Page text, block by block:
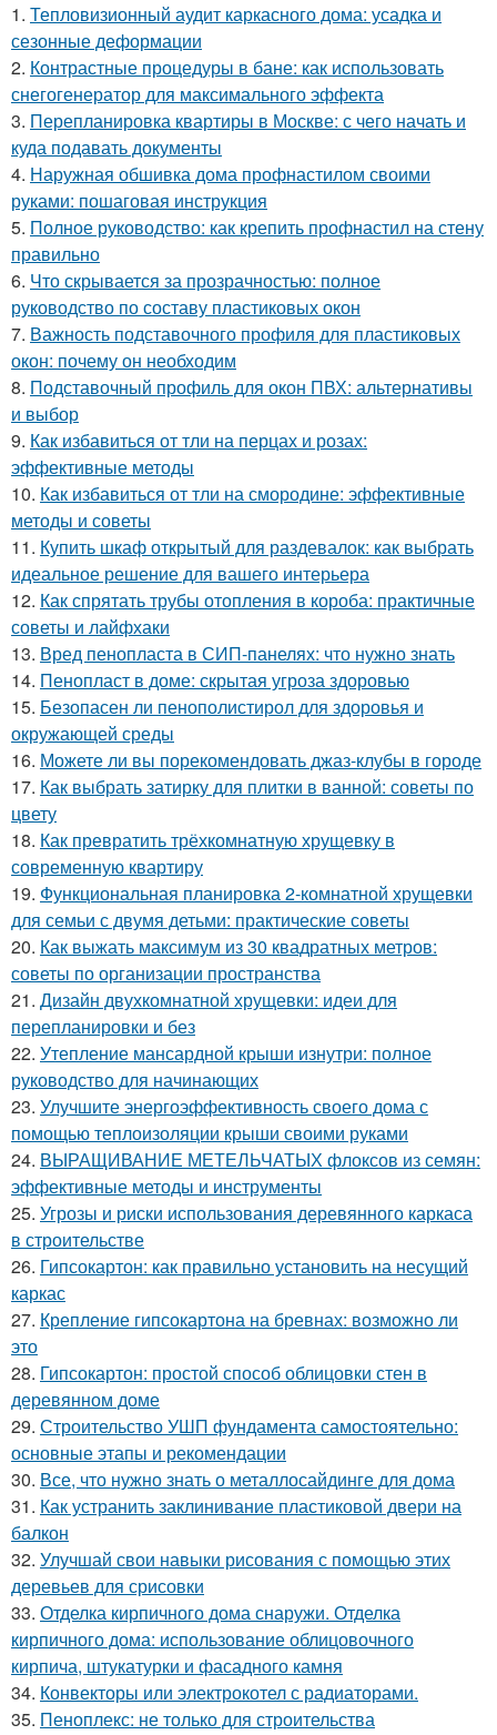
1. Тепловизионный аудит каркасного дома: усадка и
сезонные деформации
2. Контрастные процедуры в бане: как использовать
снегогенератор для максимального эффекта
3. Перепланировка квартиры в Москве: с чего начать и
куда подавать документы
4. Наружная обшивка дома профнастилом своими
руками: пошаговая инструкция
5. Полное руководство: как крепить профнастил на стену
правильно
6. Что скрывается за прозрачностью: полное
руководство по составу пластиковых окон
7. Важность подставочного профиля для пластиковых
окон: почему он необходим
8. Подставочный профиль для окон ПВХ: альтернативы
и выбор
9. Как избавиться от тли на перцах и розах:
эффективные методы
10. Как избавиться от тли на смородине: эффективные
методы и советы
11. Купить шкаф открытый для раздевалок: как выбрать
идеальное решение для вашего интерьера
12. Как спрятать трубы отопления в короба: практичные
советы и лайфхаки
13. Вред пенопласта в СИП-панелях: что нужно знать
14. Пенопласт в доме: скрытая угроза здоровью
15. Безопасен ли пенополистирол для здоровья и
окружающей среды
16. Можете ли вы порекомендовать джаз-клубы в городе
17. Как выбрать затирку для плитки в ванной: советы по
цвету
18. Как превратить трёхкомнатную хрущевку в
современную квартиру
19. Функциональная планировка 2-комнатной хрущевки
для семьи с двумя детьми: практические советы
20. Как выжать максимум из 30 квадратных метров:
советы по организации пространства
21. Дизайн двухкомнатной хрущевки: идеи для
перепланировки и без
22. Утепление мансардной крыши изнутри: полное
руководство для начинающих
23. Улучшите энергоэффективность своего дома с
помощью теплоизоляции крыши своими руками
24. ВЫРАЩИВАНИЕ МЕТЕЛЬЧАТЫХ флоксов из семян:
эффективные методы и инструменты
25. Угрозы и риски использования деревянного каркаса
в строительстве
26. Гипсокартон: как правильно установить на несущий
каркас
27. Крепление гипсокартона на бревнах: возможно ли
это
28. Гипсокартон: простой способ облицовки стен в
деревянном доме
29. Строительство УШП фундамента самостоятельно:
основные этапы и рекомендации
30. Все, что нужно знать о металлосайдинге для дома
31. Как устранить заклинивание пластиковой двери на
балкон
32. Улучшай свои навыки рисования с помощью этих
деревьев для срисовки
33. Отделка кирпичного дома снаружи. Отделка
кирпичного дома: использование облицовочного
кирпича, штукатурки и фасадного камня
34. Конвекторы или электрокотел с радиаторами.
35. Пеноплекс: не только для строительства